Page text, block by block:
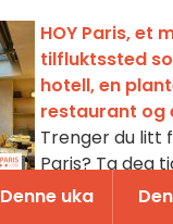
HOY Paris, et
tilfluktssted
hotell, en
restaurant og
Trenger du litt
Paris? Ta deg
på dette
Denne uka